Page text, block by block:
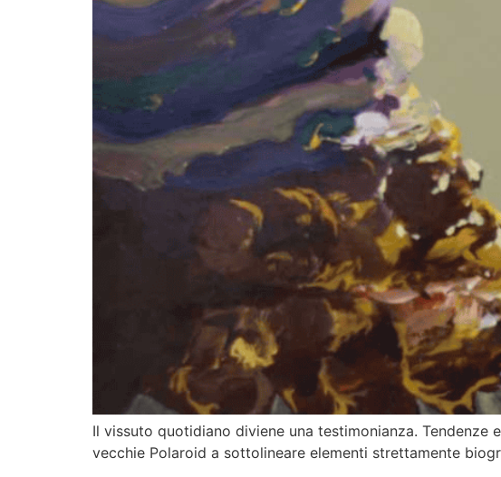
Il vissuto quotidiano diviene una testimonianza.
vecchie Polaroid a sottolineare elementi strettamente